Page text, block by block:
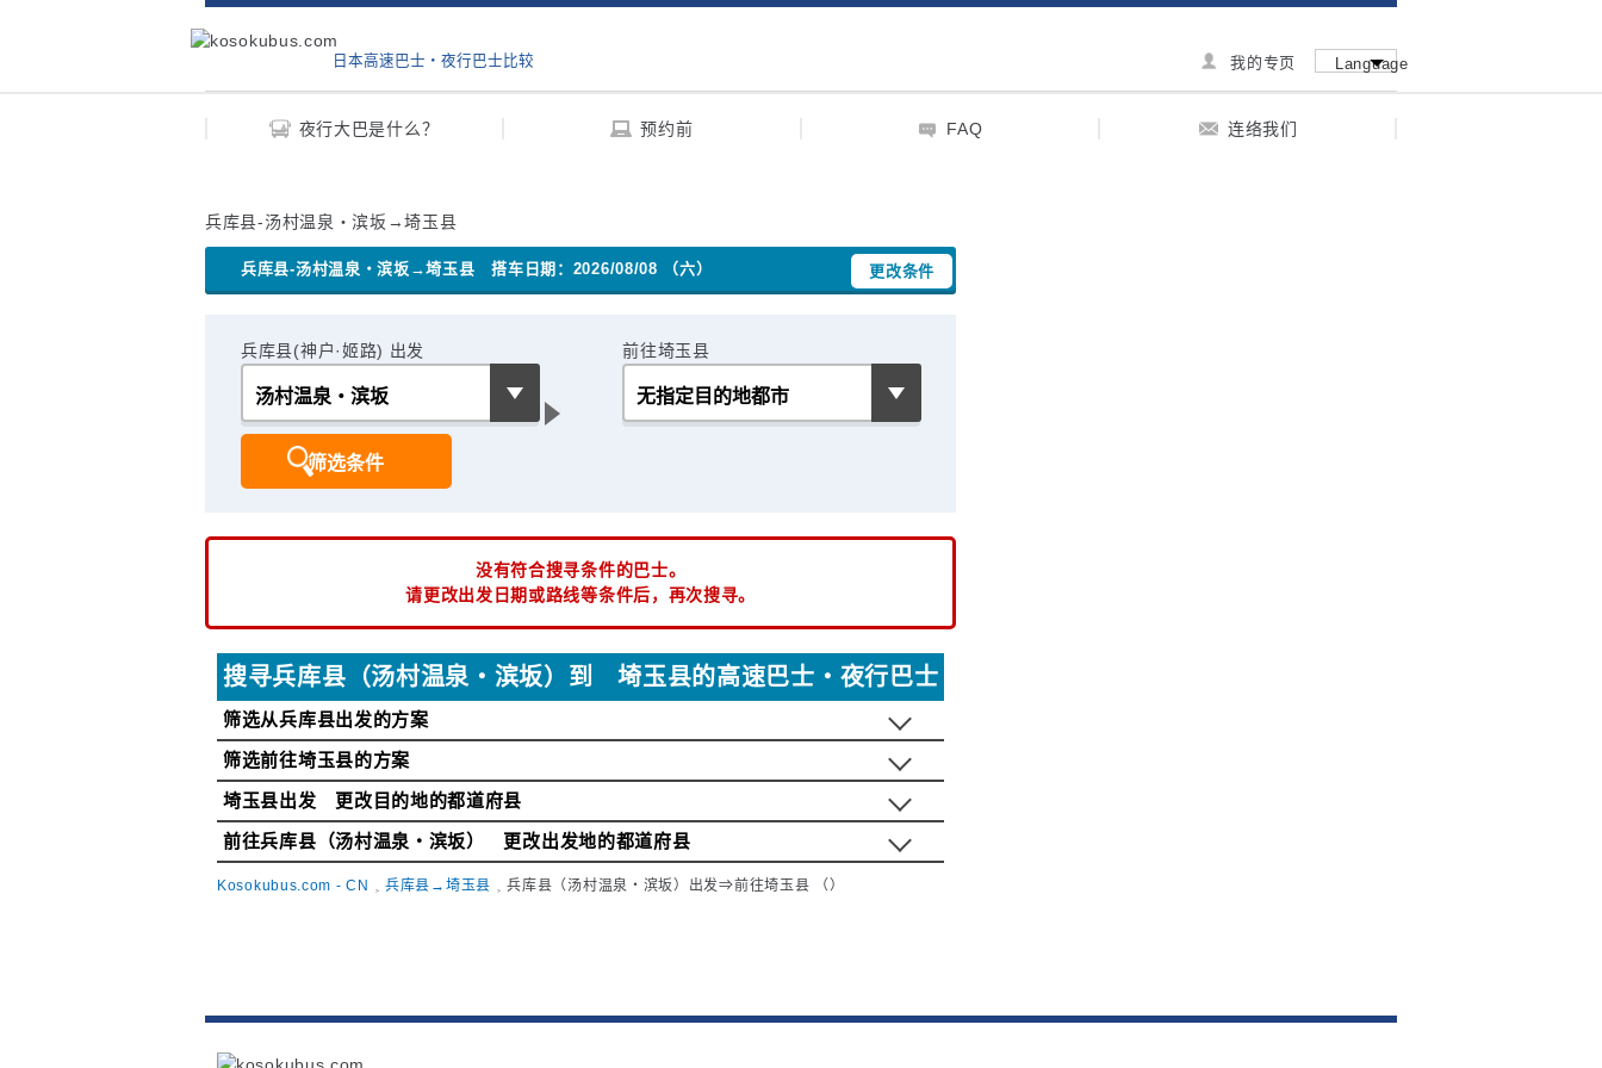
日本高速巴士‧夜行巴士比较 Language
我的专页
夜行大巴是什么？ 预约前 FAQ 连络我们
兵库县-汤村温泉・滨坂→埼玉县
兵库县-汤村温泉・滨坂→埼玉县 搭车日期：2026/08/08 （六） 更改条件
兵库县(神户·姬路) 出发 前往埼玉县
没有符合搜寻条件的巴士。
请更改出发日期或路线等条件后，再次搜寻。
搜寻兵库县（汤村温泉・滨坂）到 埼玉县的高速巴士・夜行巴士
筛选从兵库县出发的方案
筛选前往埼玉县的方案
埼玉县出发 更改目的地的都道府县
前往兵库县（汤村温泉・滨坂） 更改出发地的都道府县
Kosokubus.com - CN 兵库县→埼玉县 兵库县（汤村温泉・滨坂）出发⇒前往埼玉县 （）